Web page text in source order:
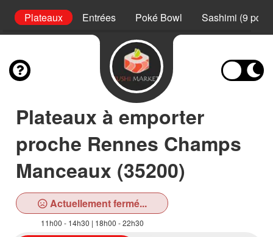
Plateaux Entrées Poké Bowl Sashimi (9 pcs)
Plateaux à emporter
proche Rennes Champs
Manceaux (35200)
Actuellement fermé...
11h00 - 14h30 | 18h00 - 22h30